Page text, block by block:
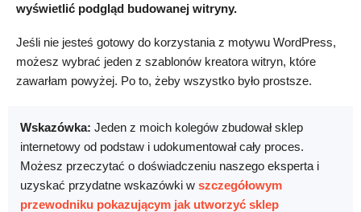
wyświetlić podgląd budowanej witryny.
Jeśli nie jesteś gotowy do korzystania z motywu WordPress,
możesz wybrać jeden z szablonów kreatora witryn, które
zawarłam powyżej. Po to, żeby wszystko było prostsze.
Wskazówka: Jeden z moich kolegów zbudował sklep
internetowy od podstaw i udokumentował cały proces.
Możesz przeczytać o doświadczeniu naszego eksperta i
uzyskać przydatne wskazówki w szczegółowym
przewodniku pokazującym jak utworzyć sklep